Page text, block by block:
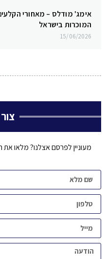
אימג' מודלס – מאחורי
המוכרות בישראל
15/06/2026
מעוניין לפרסם אצלנו? מלאו את